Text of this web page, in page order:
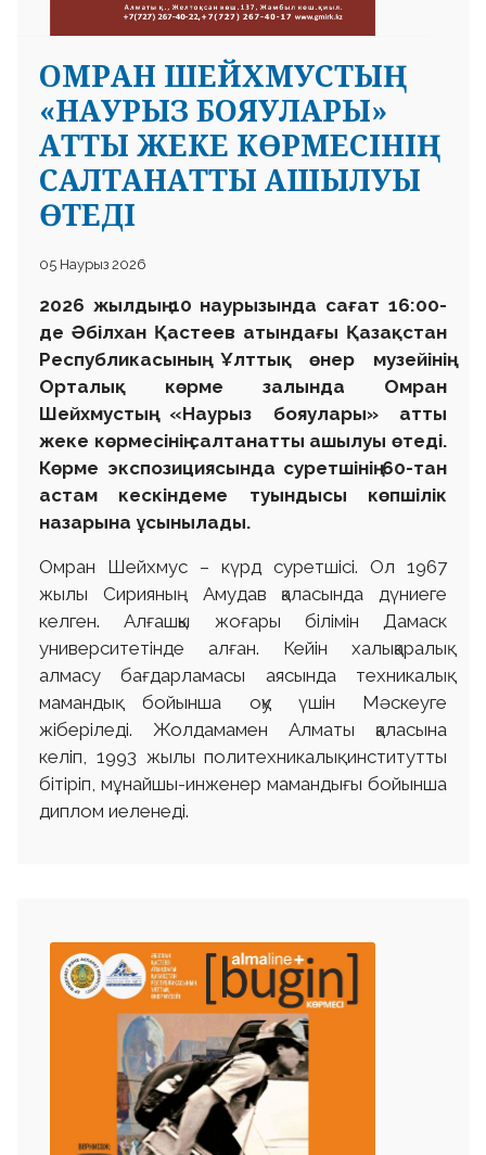
ОМРАН ШЕЙХМУСТЫҢ
«НАУРЫЗ БОЯУЛАРЫ»
АТТЫ ЖЕКЕ КӨРМЕСІНІҢ
САЛТАНАТТЫ АШЫЛУЫ
ӨТЕДІ
05 Наурыз 2026
2026 жылдың 10 наурызында сағат 16:00-
де Әбілхан Қастеев атындағы Қазақстан
Республикасының Ұлттық өнер музейінің
Орталық көрме залында Омран
Шейхмустың «Наурыз бояулары» атты
жеке көрмесінің салтанатты ашылуы өтеді.
Көрме экспозициясында суретшінің 60-тан
астам кескіндеме туындысы көпшілік
назарына ұсынылады.
Омран Шейхмус – күрд суретшісі. Ол 1967
жылы Сирияның Амудaв қаласында дүниеге
келген. Алғашқы жоғары білімін Дамаск
университетінде алған. Кейін халықаралық
алмасу бағдарламасы аясында техникалық
мамандық бойынша оқу үшін Мәскеуге
жіберіледі. Жолдамамен Алматы қаласына
келіп, 1993 жылы политехникалық институтты
бітіріп, мұнайшы-инженер мамандығы бойынша
диплом иеленеді.